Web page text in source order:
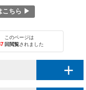
こちら ▶
このページは
回閲覧されました